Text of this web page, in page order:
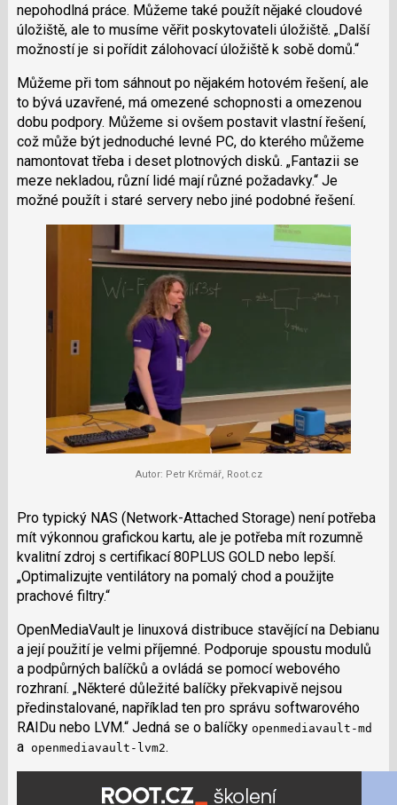
nepohodlná práce. Můžeme také použít nějaké cloudové
úložiště, ale to musíme věřit poskytovateli úložiště. Další
možností je si pořídit zálohovací úložiště k sobě domů.
Můžeme při tom sáhnout po nějakém hotovém řešení, ale
to bývá uzavřené, má omezené schopnosti a omezenou
dobu podpory. Můžeme si ovšem postavit vlastní řešení,
což může být jednoduché levné PC, do kterého můžeme
namontovat třeba i deset plotnových disků. Fantazii se
meze nekladou, různí lidé mají různé požadavky. Je
možné použít i staré servery nebo jiné podobné řešení.
Autor: Petr Krčmář, Root.cz
Pro typický NAS (Network-Attached Storage) není potřeba
mít výkonnou grafickou kartu, ale je potřeba mít rozumně
kvalitní zdroj s certifikací 80PLUS GOLD nebo lepší.
Optimalizujte ventilátory na pomalý chod a použijte
prachové filtry.
OpenMediaVault je linuxová distribuce stavějící na Debianu
a její použití je velmi příjemné. Podporuje spoustu modulů
a podpůrných balíčků a ovládá se pomocí webového
rozhraní. Některé důležité balíčky překvapivě nejsou
předinstalované, například ten pro správu softwarového
RAIDu nebo LVM. Jedná se o balíčky openmediavault-md
a openmediavault-lvm2.